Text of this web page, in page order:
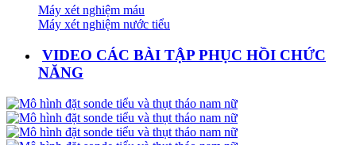
Máy xét nghiệm máu
Máy xét nghiệm nước tiểu
VIDEO CÁC BÀI TẬP PHỤC HỒI CHỨC
NĂNG